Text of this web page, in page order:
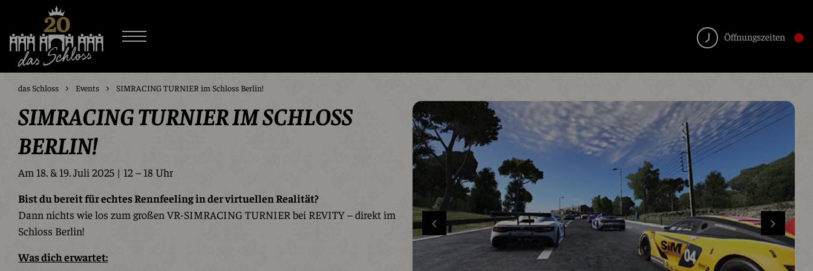
Öffnungszeiten
das Schloss Events SIMRACING TURNIER im Schloss Berlin!
SIMRACING TURNIER IM SCHLOSS
BERLIN!
Am 18. & 19. Juli 2025 | 12 – 18 Uhr
Bist du bereit für echtes Rennfeeling in der virtuellen Realität?
Dann nichts wie los zum großen VR-SIMRACING TURNIER bei REVITY – direkt im
Schloss Berlin!
Was dich erwartet: